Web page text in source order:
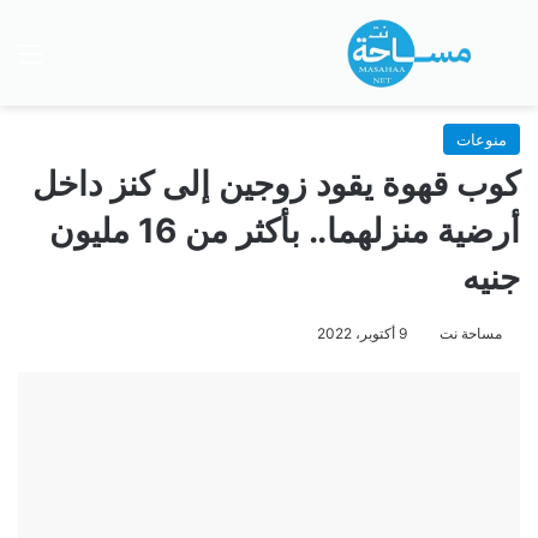
بحث عن
منوعات
كوب قهوة يقود زوجين إلى كنز داخل
أرضية منزلهما.. بأكثر من 16 مليون
جنيه
مساحة نت 9 أكتوبر، 2022